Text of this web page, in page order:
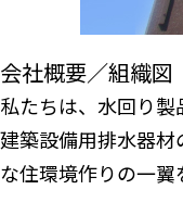
会社概要／組織図
私たちは、水回り製
建築設備用排水器
な住環境作りの一翼